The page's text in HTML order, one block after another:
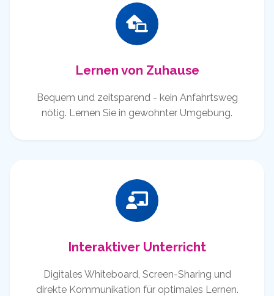
Lernen von Zuhause
Bequem und zeitsparend - kein Anfahrtsweg
nötig. Lernen Sie in gewohnter Umgebung.
Interaktiver Unterricht
Digitales Whiteboard, Screen-Sharing und
direkte Kommunikation für optimales Lernen.